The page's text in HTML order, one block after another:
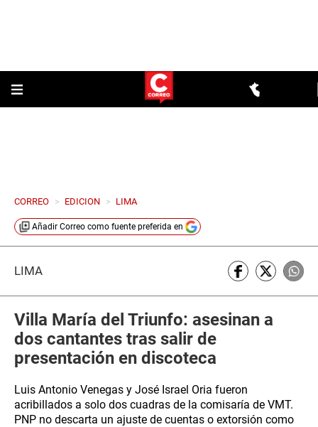
CORREO > EDICION > LIMA
Añadir Correo como fuente preferida en
LIMA
Villa María del Triunfo: asesinan a
dos cantantes tras salir de
presentación en discoteca
Luis Antonio Venegas y José Israel Oria fueron
acribillados a solo dos cuadras de la comisaría de VMT.
PNP no descarta un ajuste de cuentas o extorsión como